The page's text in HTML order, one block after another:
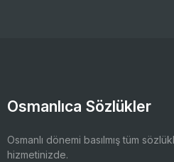
Osmanlıca Sözlükler
Osmanlı dönemi basılmış tüm
hizmetinizde.